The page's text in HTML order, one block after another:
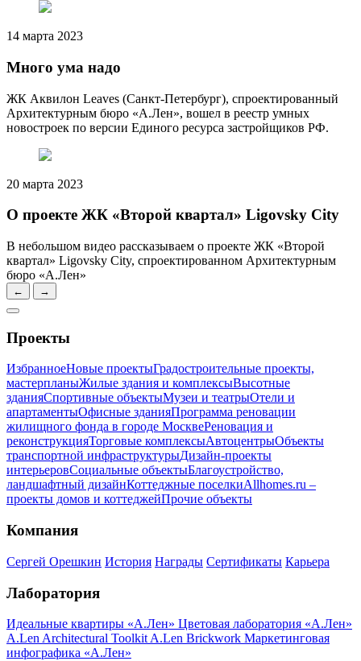
14 марта 2023
Много ума надо
ЖК Аквилон Leaves (Санкт-Петербург), спроектированный
Архитектурным бюро «А.Лен», вошел в реестр умных
новостроек по версии Единого ресурса застройщиков РФ.
20 марта 2023
О проекте ЖК «Второй квартал» Ligovsky City
В небольшом видео рассказываем о проекте ЖК «Второй
квартал» Ligovsky City, спроектированном Архитектурным
бюро «А.Лен»
← →
Проекты
ИзбранноеНовые проектыГрадостроительные проекты,
мастерпланыЖилые здания и комплексыВысотные
зданияСпортивные объектыМузеи и театрыОтели и
апартаментыОфисные зданияПрограмма реновации
жилищного фонда в городе МосквеРеновация и
реконструкцияТорговые комплексыАвтоцентрыОбъекты
транспортной инфраструктурыДизайн-проекты
интерьеровСоциальные объектыБлагоустройство,
ландшафтный дизайнКоттеджные поселкиAllhomes.ru –
проекты домов и коттеджейПрочие объекты
Компания
Сергей Орешкин История Награды Сертификаты Карьера
Лаборатория
Идеальные квартиры «А.Лен» Цветовая лаборатория «А.Лен»
A.Len Architectural Toolkit A.Len Brickwork Маркетинговая
инфографика «А.Лен»